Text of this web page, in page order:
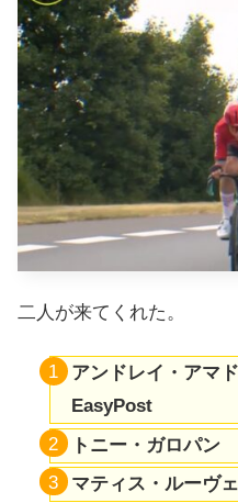
二人が来てくれた。
アンドレイ・アマ
EasyPost
トニー・ガロパ
マティス・ルーヴ